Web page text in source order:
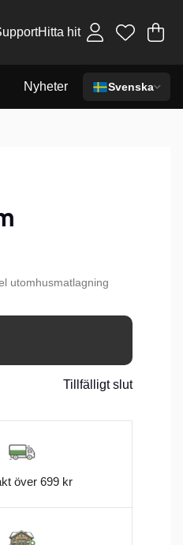
Hitta hit .
Nyheter Svenska
utomhusmatlagning
Tillfälligt slut
över 699 kr